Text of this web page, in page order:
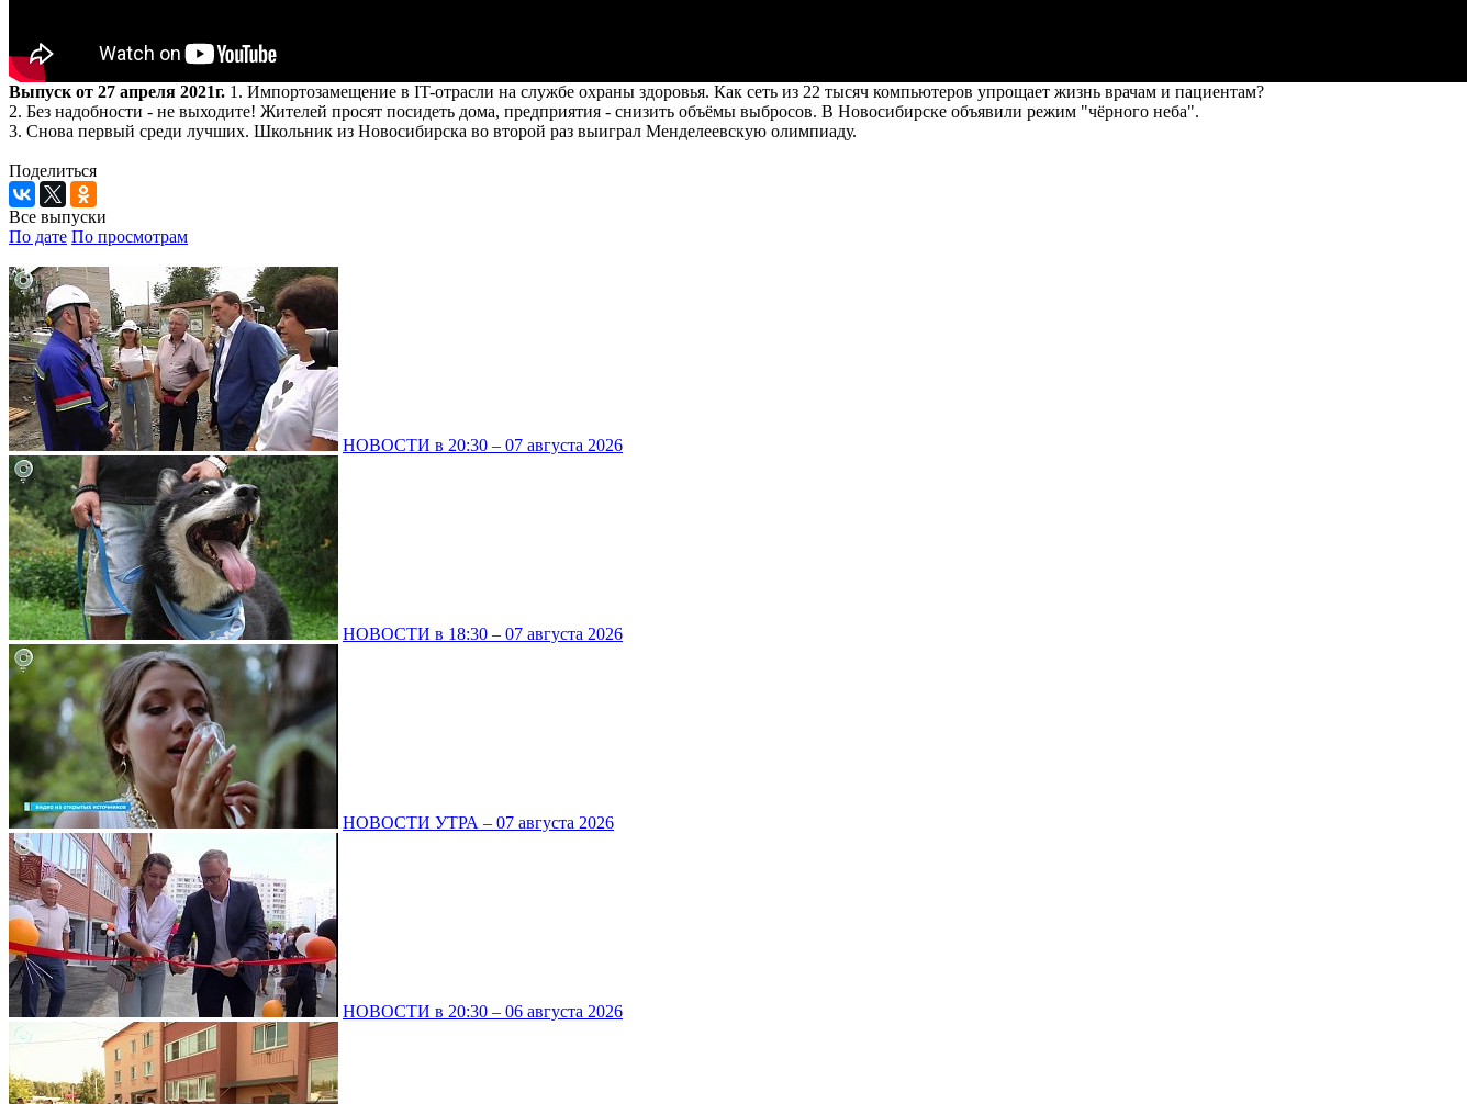
Выпуск от 27 апреля 2021г. 1. Импортозамещение в IT-отрасли на службе охраны здоровья. Как сеть из 22 тысяч компьютеров упрощает жизнь врачам и пациентам?
2. Без надобности - не выходите! Жителей просят посидеть дома, предприятия - снизить объёмы выбросов. В Новосибирске объявили режим "чёрного неба".
3. Снова первый среди лучших. Школьник из Новосибирска во второй раз выиграл Менделеевскую олимпиаду.
Поделиться
Все выпуски
По дате По просмотрам
НОВОСТИ в 20:30 – 07 августа 2026
НОВОСТИ в 18:30 – 07 августа 2026
НОВОСТИ УТРА – 07 августа 2026
НОВОСТИ в 20:30 – 06 августа 2026